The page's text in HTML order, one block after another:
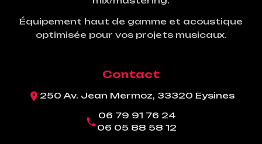
Équipement haut de gamme et acoustique
optimisée pour vos projets musicaux.
Contact
250 Av. Jean Mermoz, 33320 Eysines
06 79 91 76 24
06 05 88 58 12